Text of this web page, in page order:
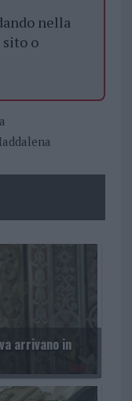
nella
o
arrivano in